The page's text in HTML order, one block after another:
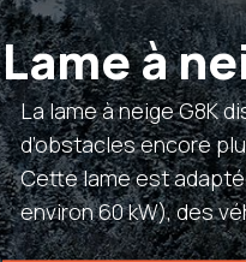
Lame à
La lame à neige G8K
d’obstacles encore
Cette lame est
environ 60 kW), des